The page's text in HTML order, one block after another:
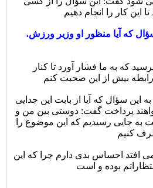
این کار را انجام دهیم
.کی روش در پاسخ به این سؤال که آیا منظور او وزیر ورزش
که به ما فشار آورد تا کنار
این سؤال که آیا از بابت این جدایی
پرداخت گفت: دوستی بین من و
به جایی رسیدیم که این موضوع را
می افتد احساس بدی دارم چرا که این